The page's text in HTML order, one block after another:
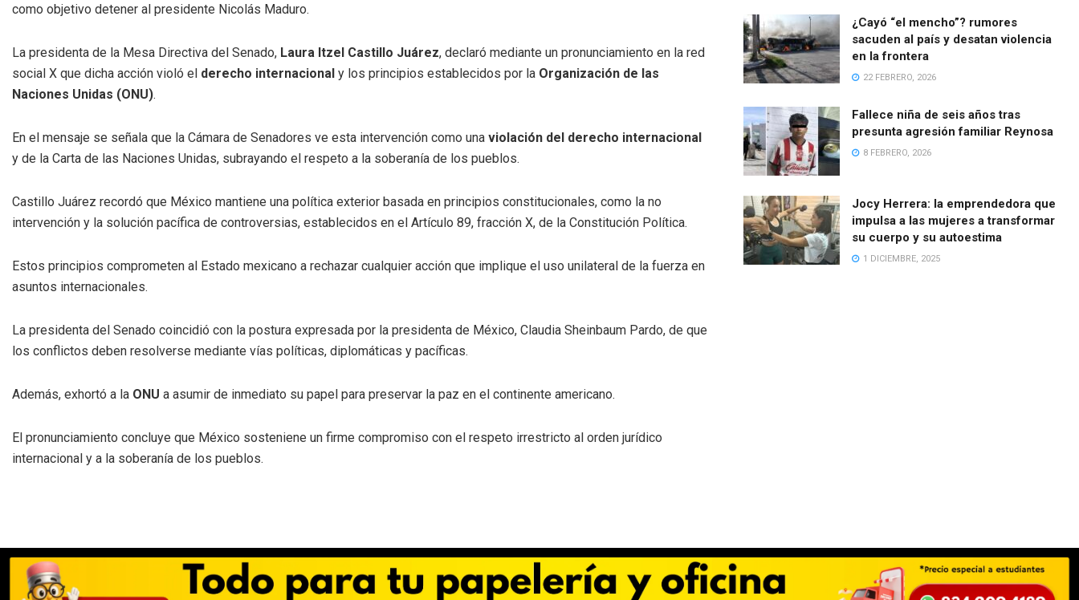
como objetivo detener al presidente Nicolás Maduro.
La presidenta de la Mesa Directiva del Senado, Laura Itzel Castillo Juárez, declaró mediante un pronunciamiento en la red
social X que dicha acción violó el derecho internacional y los principios establecidos por la Organización de las
Naciones Unidas (ONU).
En el mensaje se señala que la Cámara de Senadores ve esta intervención como una violación del derecho internacional
y de la Carta de las Naciones Unidas, subrayando el respeto a la soberanía de los pueblos.
Castillo Juárez recordó que México mantiene una política exterior basada en principios constitucionales, como la no
intervención y la solución pacífica de controversias, establecidos en el Artículo 89, fracción X, de la Constitución Política.
Estos principios comprometen al Estado mexicano a rechazar cualquier acción que implique el uso unilateral de la fuerza en
asuntos internacionales.
La presidenta del Senado coincidió con la postura expresada por la presidenta de México, Claudia Sheinbaum Pardo, de que
los conflictos deben resolverse mediante vías políticas, diplomáticas y pacíficas.
Además, exhortó a la ONU a asumir de inmediato su papel para preservar la paz en el continente americano.
El pronunciamiento concluye que México sosteniene un firme compromiso con el respeto irrestricto al orden jurídico
internacional y a la soberanía de los pueblos.
¿Cayó “el mencho”? rumores
sacuden al país y desatan violencia
en la frontera
22 FEBRERO, 2026
Fallece niña de seis años tras
presunta agresión familiar Reynosa
8 FEBRERO, 2026
Jocy Herrera: la emprendedora que
impulsa a las mujeres a transformar
su cuerpo y su autoestima
1 DICIEMBRE, 2025